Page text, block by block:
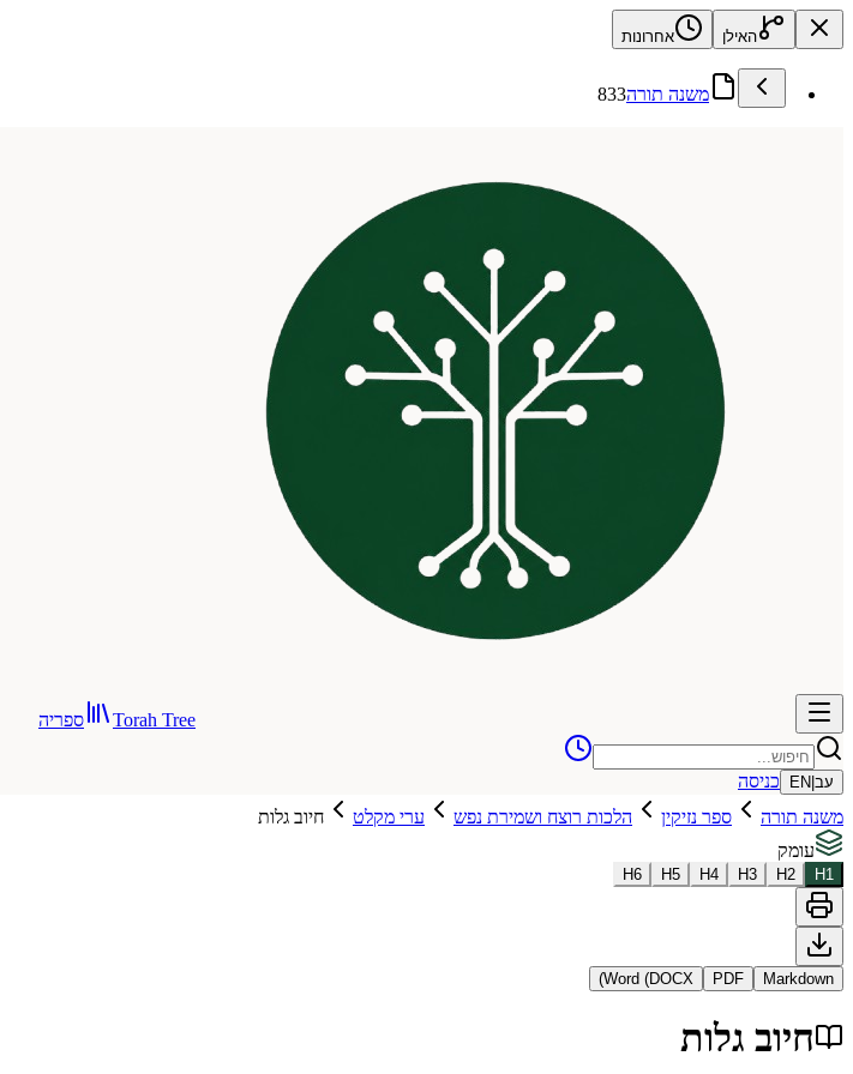
האילן אחרונות
משנה תורה833
Torah Tree ספריה
עב EN
כניסה
משנה תורה
ספר נזיקין הלכות רוצח ושמירת נפש ערי מקלט
חיוב גלות
עומק
H1
H2
H3
H4
H5
H6
Markdown
PDF
Word (DOCX)
חיוב גלות